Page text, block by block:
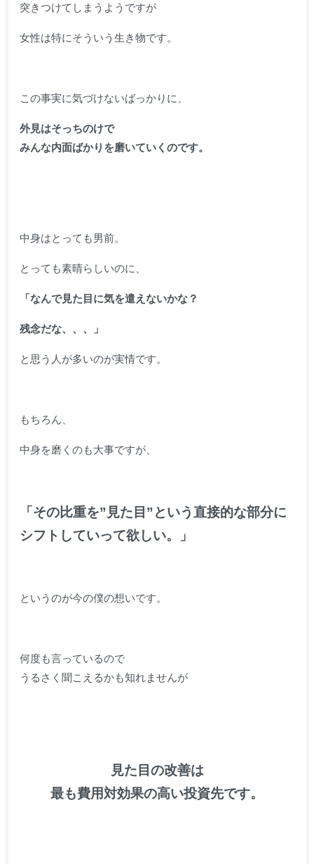
突きつけてしまうようですが
女性は特にそういう生き物です。
この事実に気づけないばっかりに、
外見はそっちのけで
みんな内面ばかりを磨いていくのです。
中身はとっても男前。
とっても素晴らしいのに、
「なんで見た目に気を遣えないかな？
残念だな、、、」
と思う人が多いのが実情です。
もちろん、
中身を磨くのも大事ですが、
「その比重を”見た目”という直接的な部分に
シフトしていって欲しい。」
というのが今の僕の想いです。
何度も言っているので
うるさく聞こえるかも知れませんが
見た目の改善は
最も費用対効果の高い投資先です。